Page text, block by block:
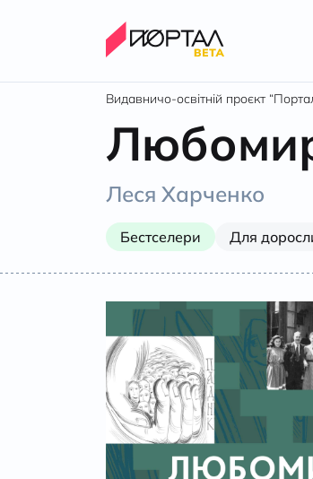
Видавничо-освітній проєкт
Леся Харченко
Бестселери Для